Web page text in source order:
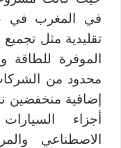
تقليدية مثل تجميع
الموفرة
محدود من
إضافية منخفضين
أجزاء
الاصطناعي